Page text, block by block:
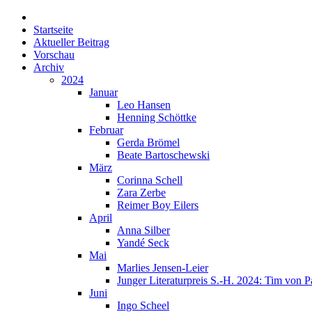
Startseite
Aktueller Beitrag
Vorschau
Archiv
2024
Januar
Leo Hansen
Henning Schöttke
Februar
Gerda Brömel
Beate Bartoschewski
März
Corinna Schell
Zara Zerbe
Reimer Boy Eilers
April
Anna Silber
Yandé Seck
Mai
Marlies Jensen-Leier
Junger Literaturpreis S.-H. 2024: Tim von
Juni
Ingo Scheel